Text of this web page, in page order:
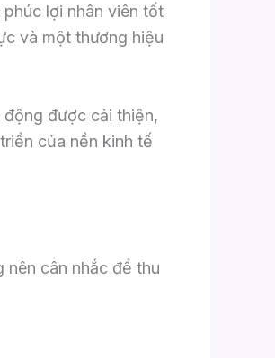
lợi nhân viên tốt
và một thương hiệu
được cải thiện,
của nền kinh tế
nên cân nhắc để thu